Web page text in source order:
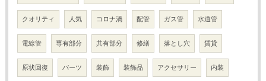
クオリティ 人気 コロナ渦 配管 ガス管 水道管
電線管 専有部分 共有部分 修繕 落とし穴 賃貸
原状回復 パーツ 装飾 装飾品 アクセサリー 内装